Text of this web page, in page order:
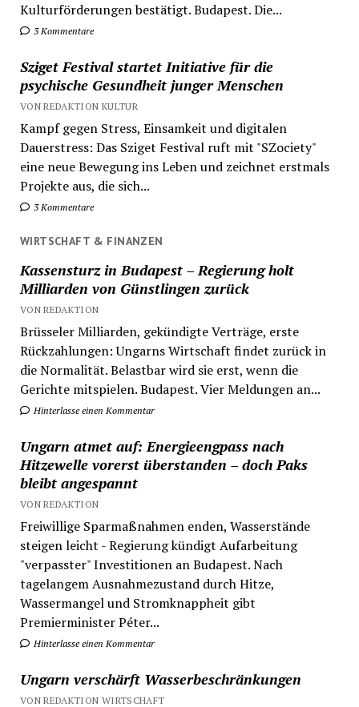
Kulturförderungen bestätigt. Budapest. Die...
3 Kommentare
Sziget Festival startet Initiative für die
psychische Gesundheit junger Menschen
VON REDAKTION KULTUR
Kampf gegen Stress, Einsamkeit und digitalen
Dauerstress: Das Sziget Festival ruft mit "SZociety"
eine neue Bewegung ins Leben und zeichnet erstmals
Projekte aus, die sich...
3 Kommentare
WIRTSCHAFT & FINANZEN
Kassensturz in Budapest – Regierung holt
Milliarden von Günstlingen zurück
VON REDAKTION
Brüsseler Milliarden, gekündigte Verträge, erste
Rückzahlungen: Ungarns Wirtschaft findet zurück in
die Normalität. Belastbar wird sie erst, wenn die
Gerichte mitspielen. Budapest. Vier Meldungen an...
Hinterlasse einen Kommentar
Ungarn atmet auf: Energieengpass nach
Hitzewelle vorerst überstanden – doch Paks
bleibt angespannt
VON REDAKTION
Freiwillige Sparmaßnahmen enden, Wasserstände
steigen leicht - Regierung kündigt Aufarbeitung
"verpasster" Investitionen an Budapest. Nach
tagelangem Ausnahmezustand durch Hitze,
Wassermangel und Stromknappheit gibt
Premierminister Péter...
Hinterlasse einen Kommentar
Ungarn verschärft Wasserbeschränkungen
VON REDAKTION WIRTSCHAFT